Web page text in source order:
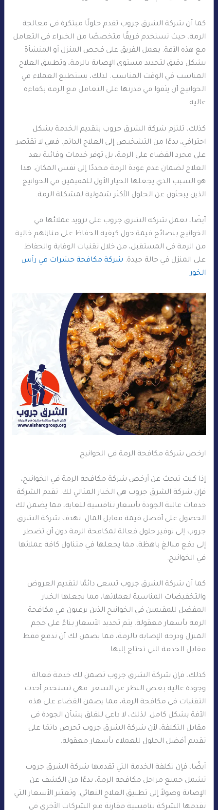
كما أن شركة الشرق جروب تقدم حلولًا مبتكرة في معالجة
الرمة، حيث تستخدم فريقًا متخصصًا من الخبراء في التعامل
مع هذه الآفة. يعمل الفريق على فحص المنزل أو المنشأة
بشكل دقيق لتحديد مستوى الإصابة بالرمة، وتطبيق العلاج
المناسب في الوقت المناسب. لذلك، يستطيع العملاء في
الخوانيج أن يثقوا في قدرتها على التعامل مع الرمة بكفاءة
عالية.
كذلك، تلتزم شركة الشرق جروب بتقديم الخدمة بشكل
احترافي، بدءًا من التشخيص إلى العلاج الدائم. فهي لا تقتصر
على مجرد القضاء على الرمة، بل توفر خدمات وقائية بعد
العلاج لضمان عدم عودة الرمة مجددًا إلى نفس المكان. هذا
هو السبب الذي يجعلها الخيار الأول للمقيمين في الخوانيج
الذين يبحثون عن الحلول الأكثر شمولية لمشكلة الرمة.
أيضًا، تعمل شركة الشرق جروب على تزويد عملائها في
الخوانيج بنصائح قيمة حول كيفية الحفاظ على منازلهم خالية
من الرمة في المستقبل، من خلال تقنيات الوقاية والحفاظ
على المنزل في حالة جيدة. شركة مكافحة حشرات في رأس
الخور
ارخص شركة مكافحة الرمة في الخوانيج
إذا كنت تبحث عن أرخص شركة مكافحة الرمة في الخوانيج،
فإن شركة الشرق جروب هي الخيار المثالي لك. تقدم الشركة
خدمات عالية الجودة بأسعار تنافسية للغاية، مما يضمن لك
الحصول على أفضل قيمة مقابل المال. تهدف شركة الشرق
جروب إلى توفير حلول فعالة لمكافحة الرمة دون أن تضطر
إلى دفع مبالغ باهظة، مما يجعلها في متناول كافة عملائها
في الخوانيج.
كما أن شركة الشرق جروب تسعى دائمًا لتقديم العروض
والتخفيضات المناسبة لعملائها، مما يجعلها الخيار
المفضل للمقيمين في الخوانيج الذين يرغبون في مكافحة
الرمة بأسعار معقولة. يتم تحديد الأسعار بناءً على حجم
المنزل ودرجة الإصابة بالرمة، مما يضمن لك أن تدفع فقط
مقابل الخدمة التي تحتاج إليها.
كذلك، فإن شركة الشرق جروب تضمن لك خدمة فعالة
وجودة عالية بغض النظر عن السعر. فهي تستخدم أحدث
التقنيات في مكافحة الرمة، مما يضمن القضاء على هذه
الآفة بشكل كامل. لذلك، لا داعي للقلق بشأن الجودة في
مقابل التكلفة، لأن شركة الشرق جروب تحرص دائمًا على
تقديم أفضل الحلول للعملاء بأسعار معقولة.
أيضًا، فإن تكلفة الخدمة التي تقدمها شركة الشرق جروب
تشمل جميع مراحل مكافحة الرمة، بدءًا من الكشف عن
الإصابة وصولاً إلى تطبيق العلاج النهائي. وتعتبر الأسعار التي
تقدمها الشركة تنافسية مقارنة مع الشركات الأخرى في